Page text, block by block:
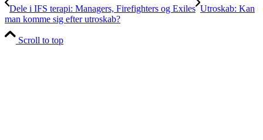
Dele i IFS terapi: Managers, Firefighters og Exiles Utroskab: Kan
man komme sig efter utroskab?
Scroll to top